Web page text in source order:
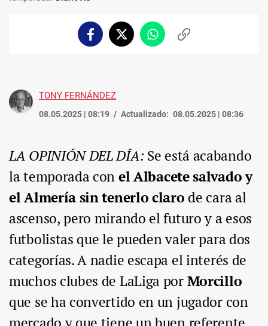
FacebookTwitterWhatsappCopiar
TONY FERNÁNDEZ
08.05.2025 | 08:19 Actualizado: 08.05.2025 | 08:36
LA OPINIÓN DEL DÍA: Se está acabando
la temporada conel Albacete salvado y
el Almería sin tenerlo claro de cara al
ascenso, pero mirando el futuro y a esos
futbolistas que le pueden valer para dos
categorías. A nadie escapa el interés de
muchos clubes de LaLiga porMorcillo
que se ha convertido en un jugador con